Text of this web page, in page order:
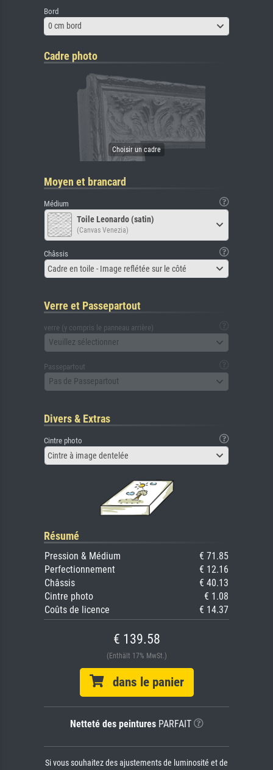
Bord
0 cm bord
Cadre photo
Moyen et brancard
Médium
Toile Leonardo (satin)
(Canvas Venezia)
Châssis
Cadre en toile - Image reflétée sur le côté
Verre et Passepartout
verre (y compris le panneau arrière)
Veuillez sélectionner
Passepartout
Pas de Passepartout
Divers & Extras
Cintre photo
Cintre à image dentelée
Résumé
Pression & Médium
€ 71.85
Perfectionnement
€ 12.16
Châssis
€ 40.13
Cintre photo
€ 1.08
Coûts de licence
€ 14.37
€ 139.58
(Enthält 17% MwSt.)
dans le panier
Netteté des peinturesPARFAIT
Si vous souhaitez des ajustements de luminosité et de